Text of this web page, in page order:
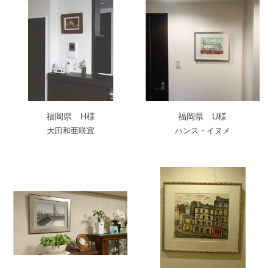
福岡県 H様
大田和亜咲宜
福岡県 U様
ハンス・イヌメ